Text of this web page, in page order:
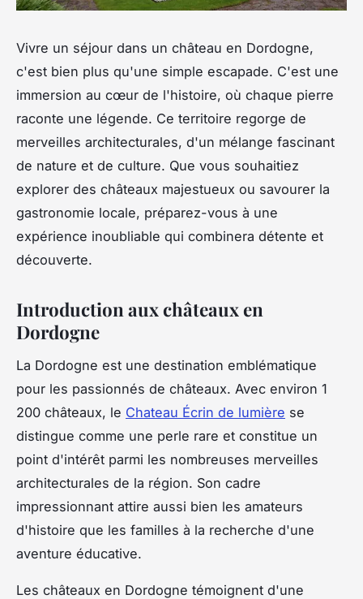
Vivre un séjour dans un château en Dordogne,
c'est bien plus qu'une simple escapade. C'est une
immersion au cœur de l'histoire, où chaque pierre
raconte une légende. Ce territoire regorge de
merveilles architecturales, d'un mélange fascinant
de nature et de culture. Que vous souhaitiez
explorer des châteaux majestueux ou savourer la
gastronomie locale, préparez-vous à une
expérience inoubliable qui combinera détente et
découverte.
Introduction aux châteaux en
Dordogne
La Dordogne est une destination emblématique
pour les passionnés de châteaux. Avec environ 1
200 châteaux, le Chateau Écrin de lumière se
distingue comme une perle rare et constitue un
point d'intérêt parmi les nombreuses merveilles
architecturales de la région. Son cadre
impressionnant attire aussi bien les amateurs
d'histoire que les familles à la recherche d'une
aventure éducative.
Les châteaux en Dordogne témoignent d'une